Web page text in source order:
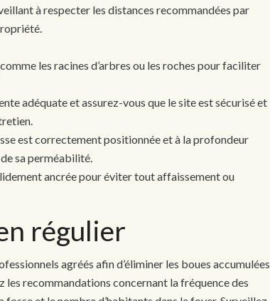
à respecter les distances recommandées par
les racines d’arbres ou les roches pour faciliter
adéquate et assurez-vous que le site est sécurisé et
est correctement positionnée et à la profondeur
sa perméabilité.
ancrée pour éviter tout affaissement ou
régulier
agréés afin d’éliminer les boues accumulées
recommandations concernant la fréquence des